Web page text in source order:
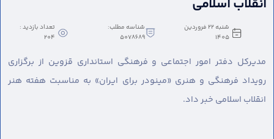
انقلاب اسلامی
شنبه 22 فروردین
1405
شناسه مطلب:
5078689
تعداد بازدید :
204
مدیرکل دفتر امور اجتماعی و فرهنگی استانداری قزوین از برگزاری
رویداد فرهنگی و هنری «مینودر برای ایران» به مناسبت هفته هنر
انقلاب اسلامی خبر داد.